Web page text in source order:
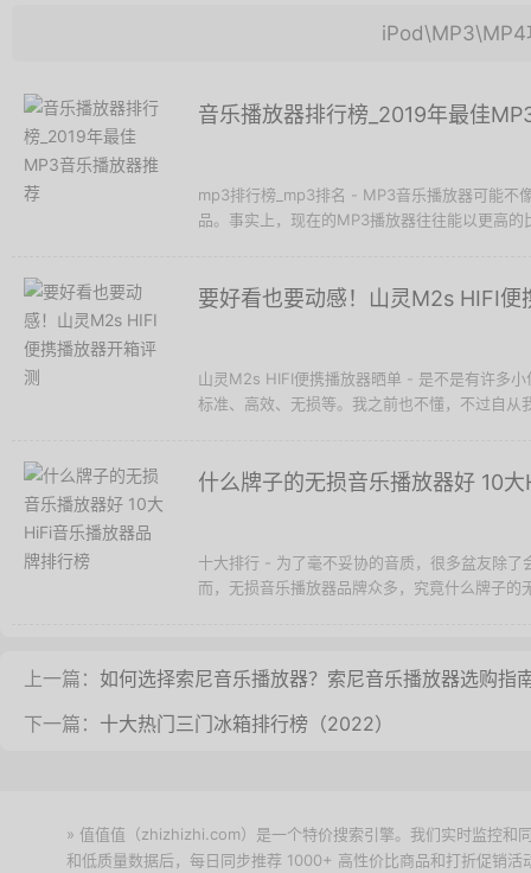
iPod\MP3\MP4
音乐播放器排行榜_2019年最佳
mp3排行榜_mp3排名 - MP3音乐播放器可能不
品。事实上，现在的MP3播放器往往能以更高
要好看也要动感！山灵M2s HIFI便
山灵M2s HIFI便携播放器晒单 - 是不是有许多
标准、高效、无损等。我之前也不懂，不过自
什么牌子的无损音乐播放器好 10
十大排行 - 为了毫不妥协的音质，很多盆友除
而，无损音乐播放器品牌众多，究竟什么牌子的
上一篇： 如何选择索尼音乐播放器？索尼音乐播放器选购指
下一篇： 十大热门三门冰箱排行榜（2022）
» 值值值（zhizhizhi.com）是一个特价搜索引擎。我们实时监控和
和低质量数据后，每日同步推荐 1000+ 高性价比商品和打折促销